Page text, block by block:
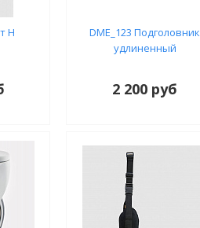
H
DME_123 Подголовник
удлиненный
2 200 руб